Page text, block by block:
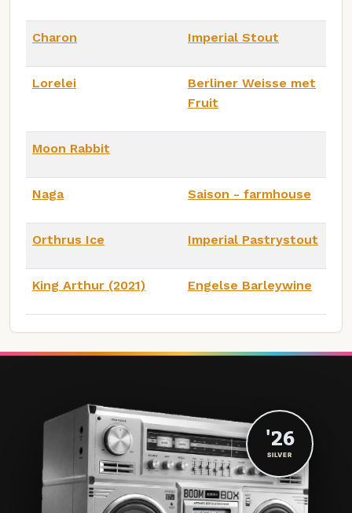
Charon Imperial Stout
Lorelei
Berliner Weisse met
Fruit
Moon Rabbit
Naga Saison - farmhouse
Orthrus Ice Imperial Pastrystout
King Arthur (2021) Engelse Barleywine
'26
SILVER